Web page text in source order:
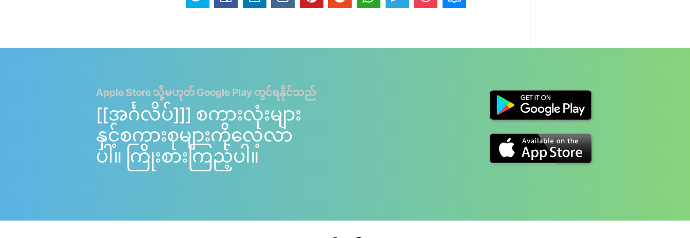
Apple Store သို့မဟုတ် Google Play တွင်ရနိုင်သည်
[[အင်္ဂလိပ်]]] စကားလုံးများ
နှင့်စကားစုများကိုလေ့လာ
ပါ။ ကြိုးစားကြည့်ပါ။